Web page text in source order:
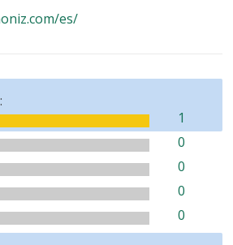
es/
1
0
0
0
0